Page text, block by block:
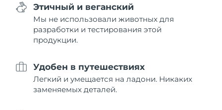
Этичный и веганский
Мы не использовали животных для
разработки и тестирования этой
продукции.
Удобен в путешествиях
Легкий и умещается на ладони. Никаких
заменяемых деталей.